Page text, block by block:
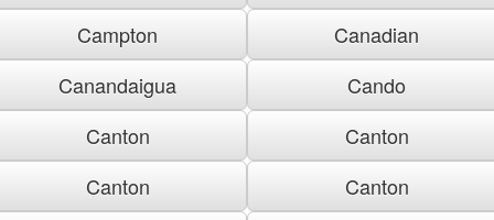
Campton
Canadian
Canandaigua
Cando
Canton
Canton
Canton
Canton